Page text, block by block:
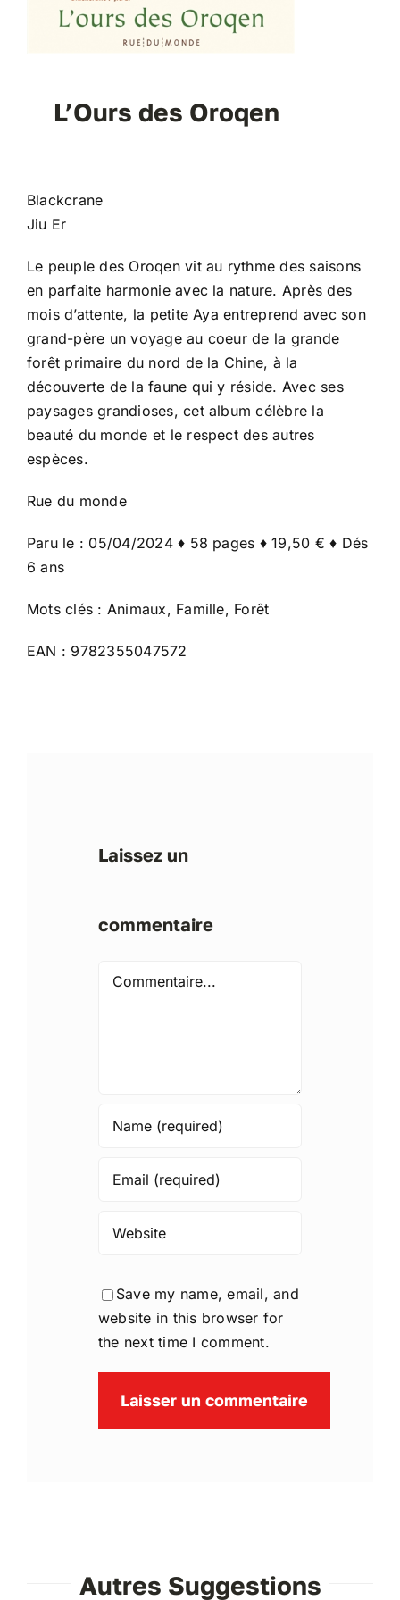
L’Ours des Oroqen
Blackcrane
Jiu Er
Le peuple des Oroqen vit au rythme des saisons
en parfaite harmonie avec la nature. Après des
mois d’attente, la petite Aya entreprend avec son
grand-père un voyage au coeur de la grande
forêt primaire du nord de la Chine, à la
découverte de la faune qui y réside. Avec ses
paysages grandioses, cet album célèbre la
beauté du monde et le respect des autres
espèces.
Rue du monde
Paru le : 05/04/2024 ♦ 58 pages ♦ 19,50 € ♦ Dés
6 ans
Mots clés : Animaux, Famille, Forêt
EAN : 9782355047572
Laissez un
commentaire
Comment
Save my name, email, and
website in this browser for
the next time I comment.
Autres Suggestions